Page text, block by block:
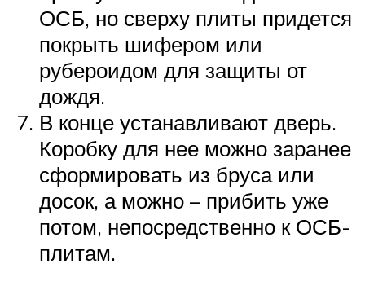
ОСБ, но сверху плиты придется
покрыть шифером или
рубероидом для защиты от
дождя.
В конце устанавливают дверь.
Коробку для нее можно заранее
сформировать из бруса или
досок, а можно – прибить уже
потом, непосредственно к ОСБ-
плитам.